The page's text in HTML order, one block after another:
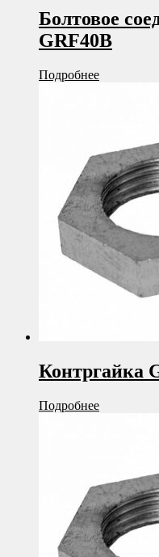
Болтовое
GRF40B
Подробнее
Контргайка
Подробнее